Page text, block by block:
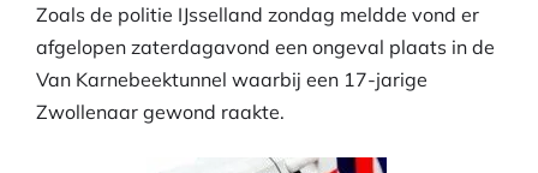
Zoals de politie IJsselland zondag meldde vond er
afgelopen zaterdagavond een ongeval plaats in de
Van Karnebeektunnel waarbij een 17-jarige
Zwollenaar gewond raakte.